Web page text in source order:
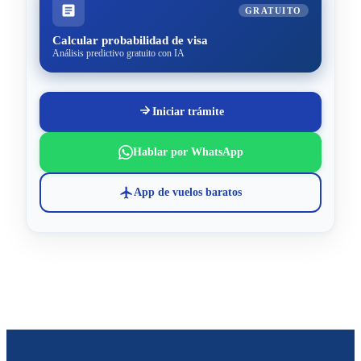
Calcular probabilidad de visa
Análisis predictivo gratuito con IA
GRATUITO
Iniciar trámite
Hablar por WhatsApp
App de vuelos baratos